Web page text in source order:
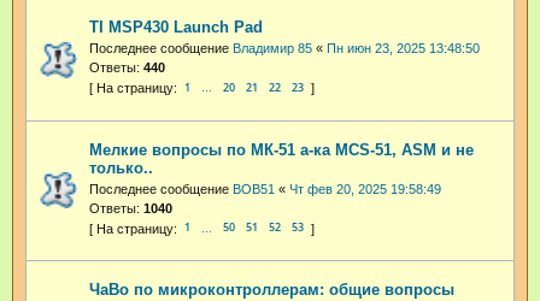
TI MSP430 Launch Pad
Последнее сообщение Владимир 85 « Пн июн 23, 2025 13:48:50
Ответы: 440
1 … 20 21 22 23
Мелкие вопросы по МК-51 а-ка MCS-51, ASM и не
только..
Последнее сообщение BOB51 « Чт фев 20, 2025 19:58:49
Ответы: 1040
1 50 51 52 53
ЧаВо по микроконтроллерам: общие вопросы